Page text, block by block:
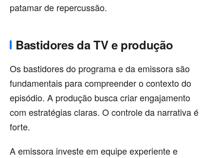
patamar de repercussão.
Bastidores da TV e produção
Os bastidores do programa e da emissora são
fundamentais para compreender o contexto do
episódio. A produção busca criar engajamento
com estratégias claras. O controle da narrativa é
forte.
A emissora investe em equipe experiente e